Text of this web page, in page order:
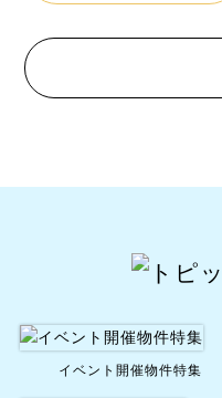
イベント開催物件特集